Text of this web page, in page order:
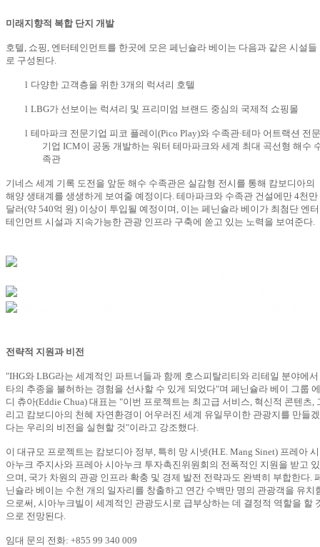
미래지향적 복합 단지 개발
호텔 , 쇼핑 , 엔터테인먼트를 한곳에 모은 페닌슐라 베이는 다음과 같은 시설들
로 구성된다.
l 다양한 고객층을 위한3개의 럭셔리 호텔
l LBG가 선보이는 럭셔리 및 프리미엄 브랜드 중심의 국제적 쇼핑몰
l 테마파크 전문기업 피코 플레이(Pico Play)와 수족관·테마 어트랙션 전문
기업 ICM이 공동 개발하는 워터 테마파크와 세계 최대 곡선형 해수
족관
기네스 세계 기록 도전을 앞둔 해수 수족관은 실감형 전시를 통해 캄보디아의
해양 생태계를 생생하게 보여줄 예정이다. 테마파크와 수족관 건설에만 4천만
달러(약 540억 원) 이상이 투입될 예정이며 , 이는 페닌슐라 베이가 최첨단 엔터
테인먼트 시설과 지속가능한 관광 인프라 구축에 쏟고 있는 노력을 보여준다.
전략적 지원과 비전
"IHG와 LBG라는 세계적인 파트너들과 함께 호스피탈리티와 리테일 분야에서
타의 추종을 불허하는 경험을 선사할 수 있게 되었다"며 페닌슐라 베이 그룹 에
디 츄아(Eddie Chua) 대표는 "이번 프로젝트는 최고급 서비스, 혁신적 콘텐츠,
리고 캄보디아의 천혜 자연환경이 어우러진 세계 유일무이한 관광지를 만들겠
다는 우리의 비전을 실현할 것 "이라고 강조했다.
이 대규모 프로젝트는 캄보디아 정부, 특히 망 시넷(H.E. Mang Sinet) 프레아 시
아누크 주지사와 프레아 시아누크 투자촉진위원회의 전폭적인 지원을 받고 있
으며 , 국가 차원의 관광 인프라 확충 및 경제 발전 전략과도 완벽히 부합한다.
닌슐라 베이는 수천 개의 일자리를 창출하고 연간 수백만 명의 관광객을 유치
으로써 , 시아누크빌이 세계적인 관광도시로 급부상하는 데 결정적 역할을 할
으로 전망된다.
임대 문의 전화: +855 99 340 009